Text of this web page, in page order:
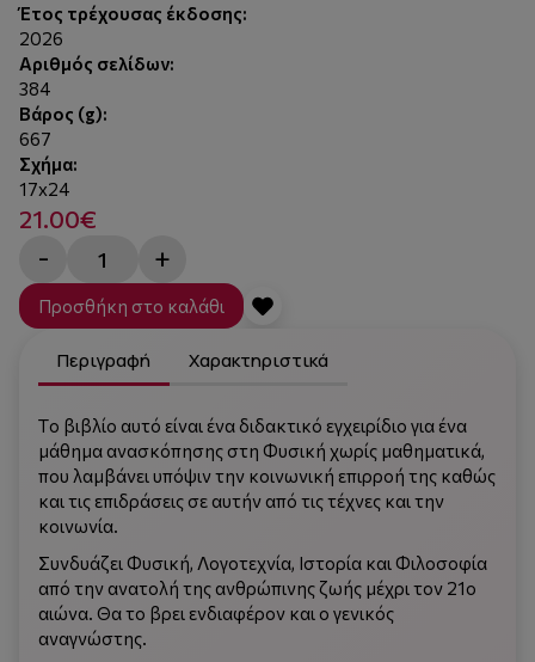
Έτος τρέχουσας έκδοσης:
2026
Αριθμός σελίδων:
384
Βάρος (g):
667
Σχήμα:
17x24
21.00€
- +
Προσθήκη στο καλάθι
Περιγραφή Χαρακτηριστικά
Tο βιβλίο αυτό είναι ένα διδακτικό εγχειρίδιο για ένα
μάθημα ανασκόπησης στη Φυσική χωρίς μαθηματικά,
που λαμβάνει υπόψιν την κοινωνική επιρροή της καθώς
και τις επιδράσεις σε αυτήν από τις τέχνες και την
κοινωνία.
Συνδυάζει Φυσική, Λογοτεχνία, Ιστορία και Φιλοσοφία
από την ανατολή της ανθρώπινης ζωής μέχρι τον 21ο
αιώνα. Θα το βρει ενδιαφέρον και ο γενικός
αναγνώστης.